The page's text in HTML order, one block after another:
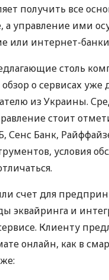
получить все
управление ими
или интернет-
столь
о сервисах уже
из Украины.
стоит
Сенс Банк,
условия
счет для
эквайринга и
Клиенту
онлайн, как в